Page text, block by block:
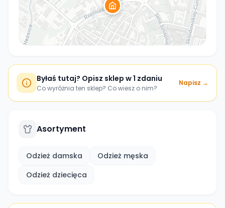
Byłaś tutaj? Opisz sklep w 1 zdaniu
Co wyróżnia ten sklep? Co wiesz o nim?
Napisz →
Asortyment
Odzież damska
Odzież męska
Odzież dziecięca